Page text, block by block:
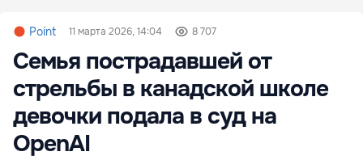
Point 11 марта 2026, 14:04 8 707
Семья пострадавшей от
стрельбы в канадской школе
девочки подала в суд на
OpenAI